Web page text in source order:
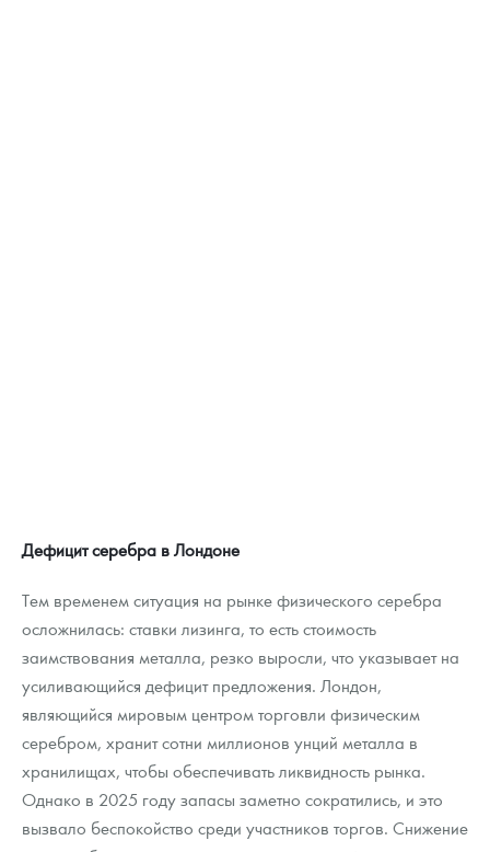
Дефицит серебра в Лондоне
Тем временем ситуация на рынке физического серебра
осложнилась: ставки лизинга, то есть стоимость
заимствования металла, резко выросли, что указывает на
усиливающийся дефицит предложения. Лондон,
являющийся мировым центром торговли физическим
серебром, хранит сотни миллионов унций металла в
хранилищах, чтобы обеспечивать ликвидность рынка.
Однако в 2025 году запасы заметно сократились, и это
вызвало беспокойство среди участников торгов. Снижение